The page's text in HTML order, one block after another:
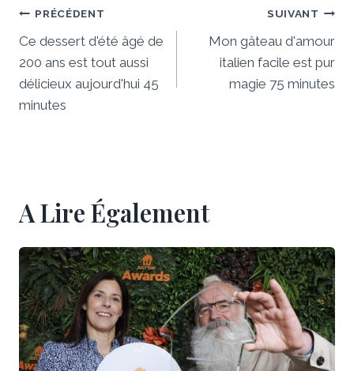
Navigation
De
L’article
PRÉCÉDENT
Ce dessert d'été âgé de
200 ans est tout aussi
délicieux aujourd'hui 45
minutes
SUIVANT
Mon gâteau d'amour
italien facile est pur
magie 75 minutes
A Lire Également